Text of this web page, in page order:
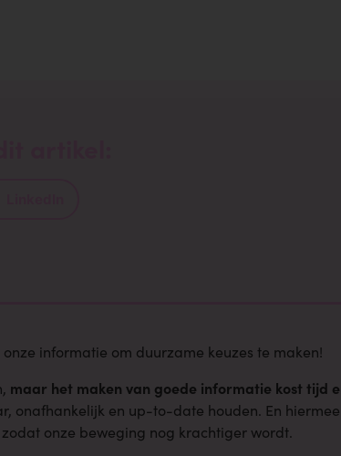
informatie om duurzame keuzes te maken!
maar het maken van goede informatie kost tijd
onafhankelijk en up-to-date houden. En
onze beweging nog krachtiger wordt.